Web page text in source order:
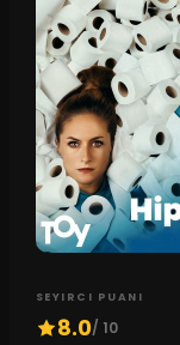
SEYIRCI PUANI
8.0/ 10